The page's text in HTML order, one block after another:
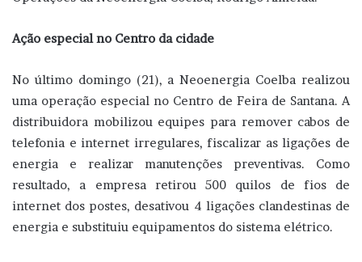
Ação especial no Centro da cidade
No último domingo (21), a Neoenergia Coelba realizou
uma operação especial no Centro de Feira de Santana. A
distribuidora mobilizou equipes para remover cabos de
telefonia e internet irregulares, fiscalizar as ligações de
energia e realizar manutenções preventivas. Como
resultado, a empresa retirou 500 quilos de fios de
internet dos postes, desativou 4 ligações clandestinas de
energia e substituiu equipamentos do sistema elétrico.